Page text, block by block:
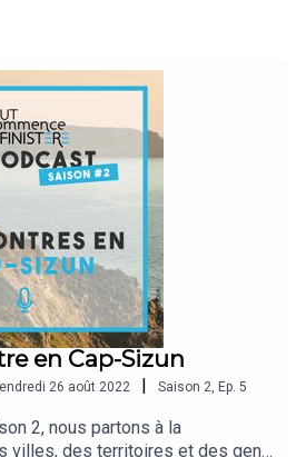
Il évoque son premier passage du
soirées où l'on "refait le match"
a été pour lui un terrain
pour le marin qu'il est devenu.
en Cap-Sizun
26 août 2022 | Saison 2 Ep. 5
2, nous partons à la
villes, des territoires et des gens